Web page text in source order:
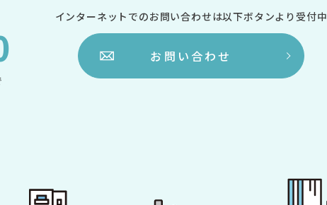
インターネットでのお問い合わせは以下ボタンより受付中
お問い合わせ